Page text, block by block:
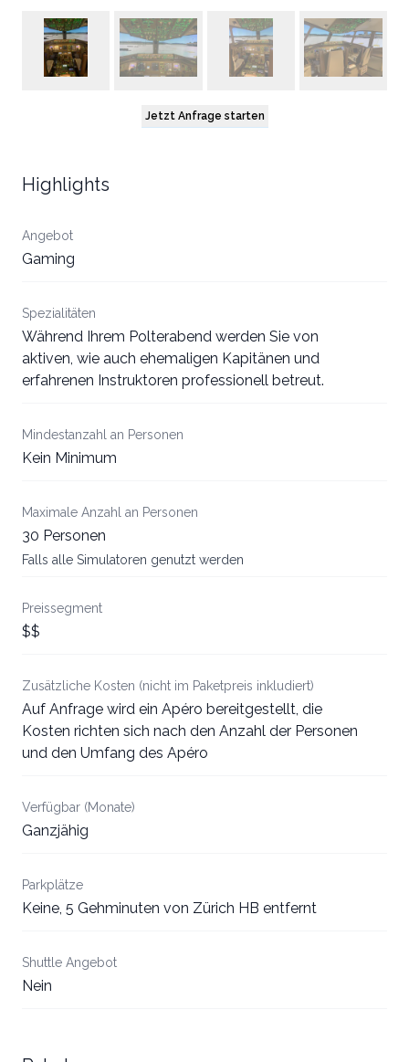
Jetzt Anfrage starten
Highlights
Angebot
Gaming
Spezialitäten
Während Ihrem Polterabend werden Sie von
aktiven, wie auch ehemaligen Kapitänen und
erfahrenen Instruktoren professionell betreut.
Mindestanzahl an Personen
Kein Minimum
Maximale Anzahl an Personen
30 Personen
Falls alle Simulatoren genutzt werden
Preissegment
$$
Zusätzliche Kosten (nicht im Paketpreis inkludiert)
Auf Anfrage wird ein Apéro bereitgestellt, die
Kosten richten sich nach den Anzahl der Personen
und den Umfang des Apéro
Verfügbar (Monate)
Ganzjähig
Parkplätze
Keine, 5 Gehminuten von Zürich HB entfernt
Shuttle Angebot
Nein